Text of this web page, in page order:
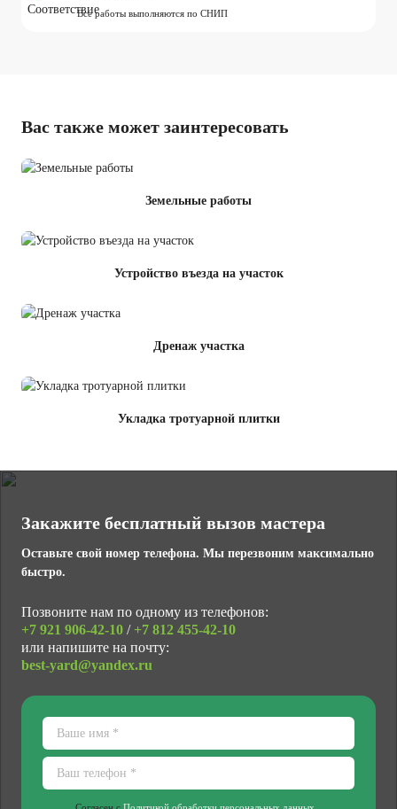
Все работы выполняются по СНИП
Вас также может заинтересовать
Земельные работы
Устройство въезда на участок
Дренаж участка
Укладка тротуарной плитки
Закажите бесплатный вызов мастера
Оставьте свой номер телефона. Мы перезвоним максимально
быстро.
Позвоните нам по одному из телефонов:
+7 921 906-42-10 / +7 812 455-42-10
или напишите на почту:
best-yard@yandex.ru